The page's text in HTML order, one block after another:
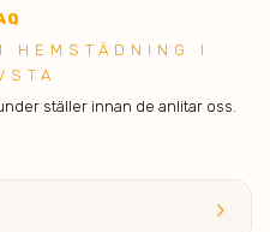
Q
HEMSTÄDNING I
ställer innan de anlitar oss.
keyboard_arrow_right